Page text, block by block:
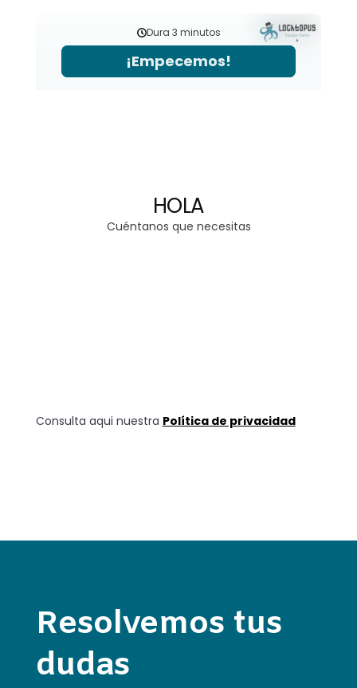
Consulta aqui nuestra Política de privacidad
Resolvemos tus
dudas